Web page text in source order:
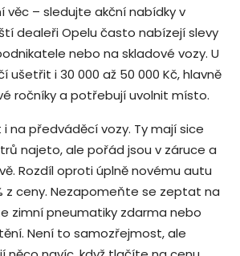
věc – sledujte akční nabídky v
dealeři Opelu často nabízejí slevy
nebo na skladové vozy. U
ušetřit i 30 000 až 50 000 Kč, hlavně
ročníky a potřebují uvolnit místo.
na předváděcí vozy. Ty mají sice
najeto, ale pořád jsou v záruce a
Rozdíl oproti úplně novému autu
z ceny. Nezapomeňte se zeptat na
zimní pneumatiky zdarma nebo
Není to samozřejmost, ale